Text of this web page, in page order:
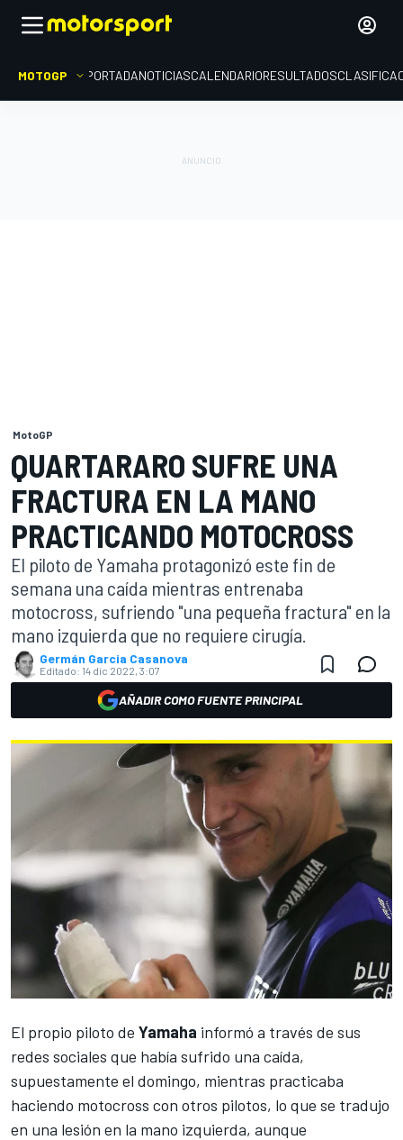
MOTOGP PORTADANOTICIASCALENDARIORESULTADOS
MotoGP
QUARTARARO SUFRE UNA
FRACTURA EN LA MANO
PRACTICANDO MOTOCROSS
El piloto de Yamaha protagonizó este fin de
semana una caída mientras entrenaba
motocross, sufriendo "una pequeña fractura" en la
mano izquierda que no requiere cirugía.
Germán Garcia Casanova
Editado: 14 dic 2022, 3:07
AÑADIR COMO FUENTE PRINCIPAL
El propio piloto de Yamaha informó a través de sus
redes sociales que había sufrido una caída,
supuestamente el domingo, mientras practicaba
haciendo motocross con otros pilotos, lo que se tradujo
en una lesión en la mano izquierda, aunque